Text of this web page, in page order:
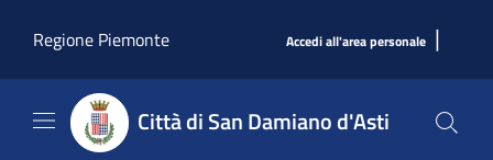
Regione Piemonte
Accedi all'area personale |
Città di San Damiano d'Asti